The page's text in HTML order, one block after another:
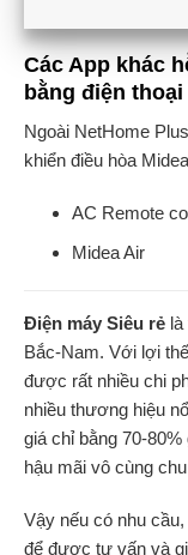
Các App khác
bằng điện thoại
Ngoài NetHome
khiển điều hòa
AC Remote
Midea Air
Điện máy Siêu rẻ là
Bắc-Nam. Với lợi
được rất nhiều chi
nhiều thương hiệu
giá chỉ bằng 70-
hậu mãi vô cùng
Vậy nếu có nhu
để được tư vấn và